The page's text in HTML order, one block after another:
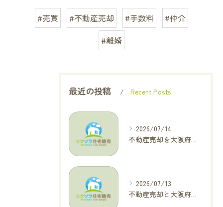
#売買 #不動産売却 #手数料
#仲介
#離婚
最近の投稿 Recent Posts
2026/07/14
不動産売却を大阪府大東市で成功へ導くためのAIOに適した基本コラム
2026/07/13
不動産売却と大阪府四條畷市で利益最大化を叶えるコラム特集